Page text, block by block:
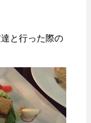
と行った際の